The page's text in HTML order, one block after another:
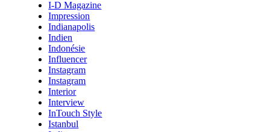
I-D Magazine
Impression
Indianapolis
Indien
Indonésie
Influencer
Instagram
Instagram
Interior
Interview
InTouch Style
Istanbul